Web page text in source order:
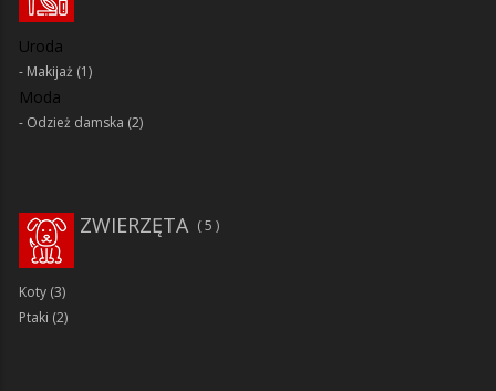
Uroda
Makijaż (1)
Moda
Odzież damska (2)
ZWIERZĘTA 5
Koty (3)
Ptaki (2)